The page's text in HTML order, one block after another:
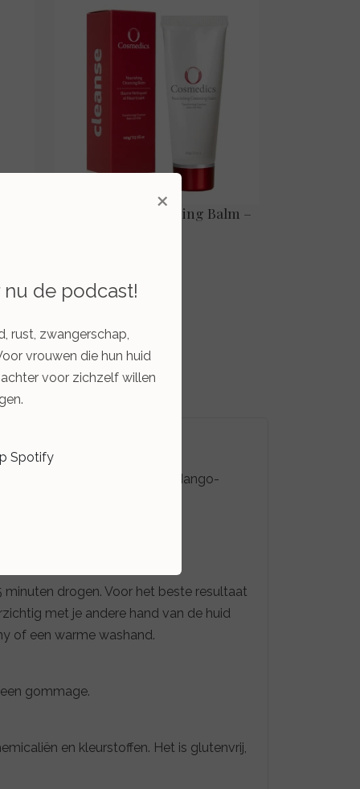
Nourishing Cleansing Balm –
Bekijken
Papaya-, Granaatappel- en Mango-
drogen. Voor het beste resultaat
met je andere hand van de huid
of een warme washand.
gommage.
en kleurstoffen. Het is glutenvrij,
×
de podcast!
rust, zwangerschap,
vrouwen die hun huid
voor zichzelf willen
Spotify